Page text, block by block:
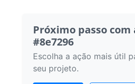
Próximo passo com
#8e7296
Escolha a ação mais útil
seu projeto.